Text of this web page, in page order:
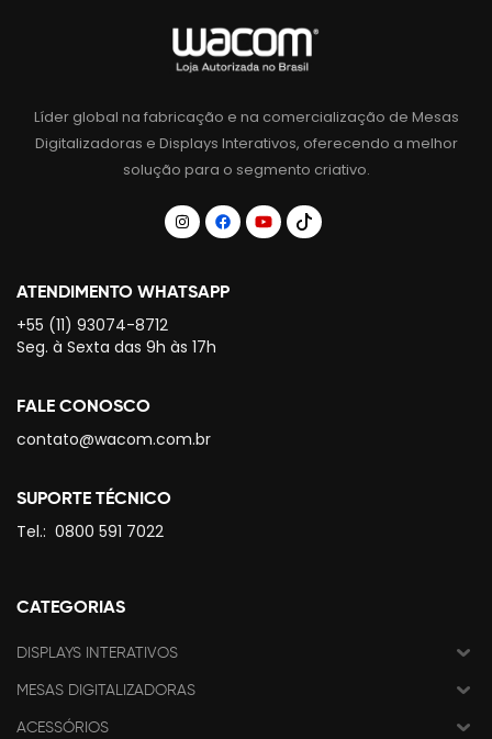
Líder global na fabricação e na comercialização de Mesas
Digitalizadoras e Displays Interativos, oferecendo a melhor
solução para o segmento criativo.
ATENDIMENTO WHATSAPP
+55 (11) 93074-8712
Seg. à Sexta das 9h às 17h
FALE CONOSCO
contato@wacom.com.br
SUPORTE TÉCNICO
Tel.: 0800 591 7022
CATEGORIAS
DISPLAYS INTERATIVOS
MESAS DIGITALIZADORAS
ACESSÓRIOS